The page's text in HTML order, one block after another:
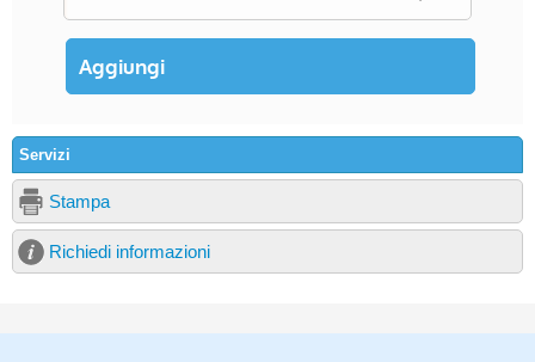
Servizi
Stampa
Richiedi informazioni